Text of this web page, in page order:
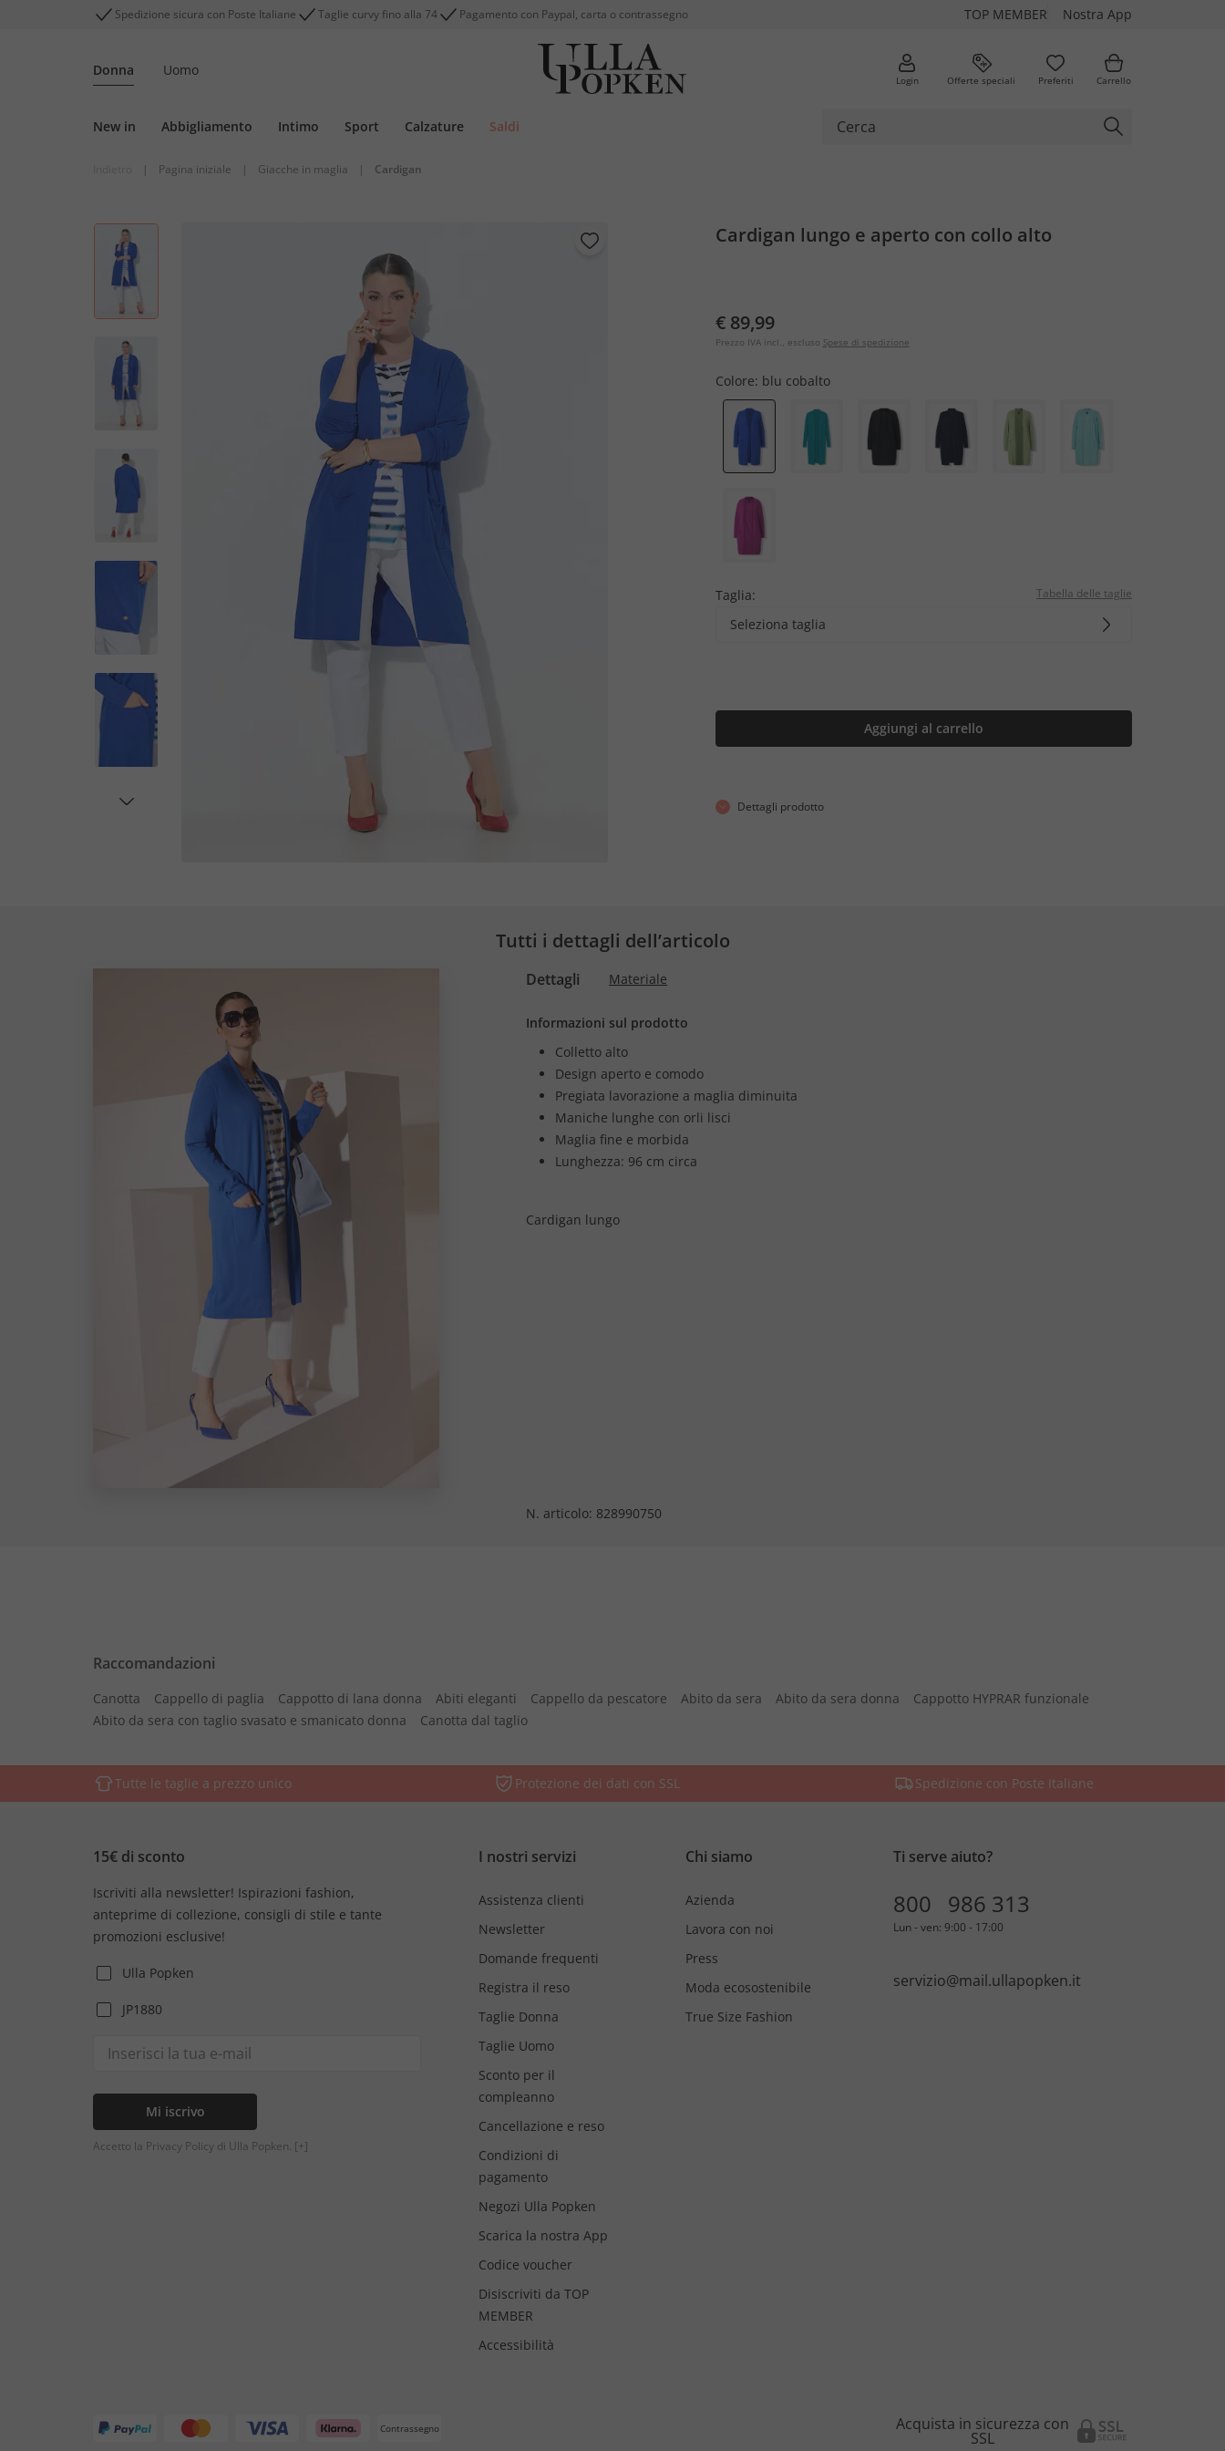
Spedizione sicura con Poste Italiane Taglie curvy fino alla 74 Pagamento con Paypal, carta o contrassegno TOP MEMBER Nostra App
Donna Uomo
Login Offerte speciali Preferiti Carrello
New in Abbigliamento Intimo Sport Calzature Saldi
| Pagina iniziale | Giacche in maglia | Cardigan
Cardigan lungo e aperto con collo alto
€ 89,99
Prezzo IVA incl., escluso Spese di spedizione
Colore: blu cobalto
Taglia: Tabella delle taglie
Seleziona taglia
Aggiungi al carrello
Dettagli prodotto
Tutti i dettagli dell’articolo
Dettagli Materiale
Informazioni sul prodotto
Colletto alto
Design aperto e comodo
Pregiata lavorazione a maglia diminuita
Maniche lunghe con orli lisci
Maglia fine e morbida
Lunghezza: 96 cm circa
Cardigan lungo
N. articolo: 828990750
Raccomandazioni
Canotta Cappello di paglia Cappotto di lana donna Abiti eleganti Cappello da pescatore Abito da sera Abito da sera donna
Cappotto HYPRAR funzionale
Abito da sera con taglio svasato e smanicato donna
Canotta dal taglio
Tutte le taglie a prezzo unico Protezione dei dati con SSL Spedizione con Poste Italiane
15€ di sconto
Iscriviti alla newsletter! Ispirazioni fashion,
anteprime di collezione, consigli di stile e tante
promozioni esclusive!
Ulla Popken
JP1880
Mi iscrivo
Accetto la Privacy Policy di Ulla Popken. [+]
I nostri servizi
Assistenza clienti
Newsletter
Domande frequenti
Registra il reso
Taglie Donna
Taglie Uomo
Sconto per il
compleanno
Cancellazione e reso
Condizioni di
pagamento
Negozi Ulla Popken
Scarica la nostra App
Codice voucher
Disiscriviti da TOP
MEMBER
Accessibilità
Chi siamo
Azienda
Lavora con noi
Press
Moda ecosostenibile
True Size Fashion
Ti serve aiuto?
800 986 313
Lun - ven: 9:00 - 17:00
servizio@mail.ullapopken.it
Contrassegno Acquista in sicurezza con
SSL